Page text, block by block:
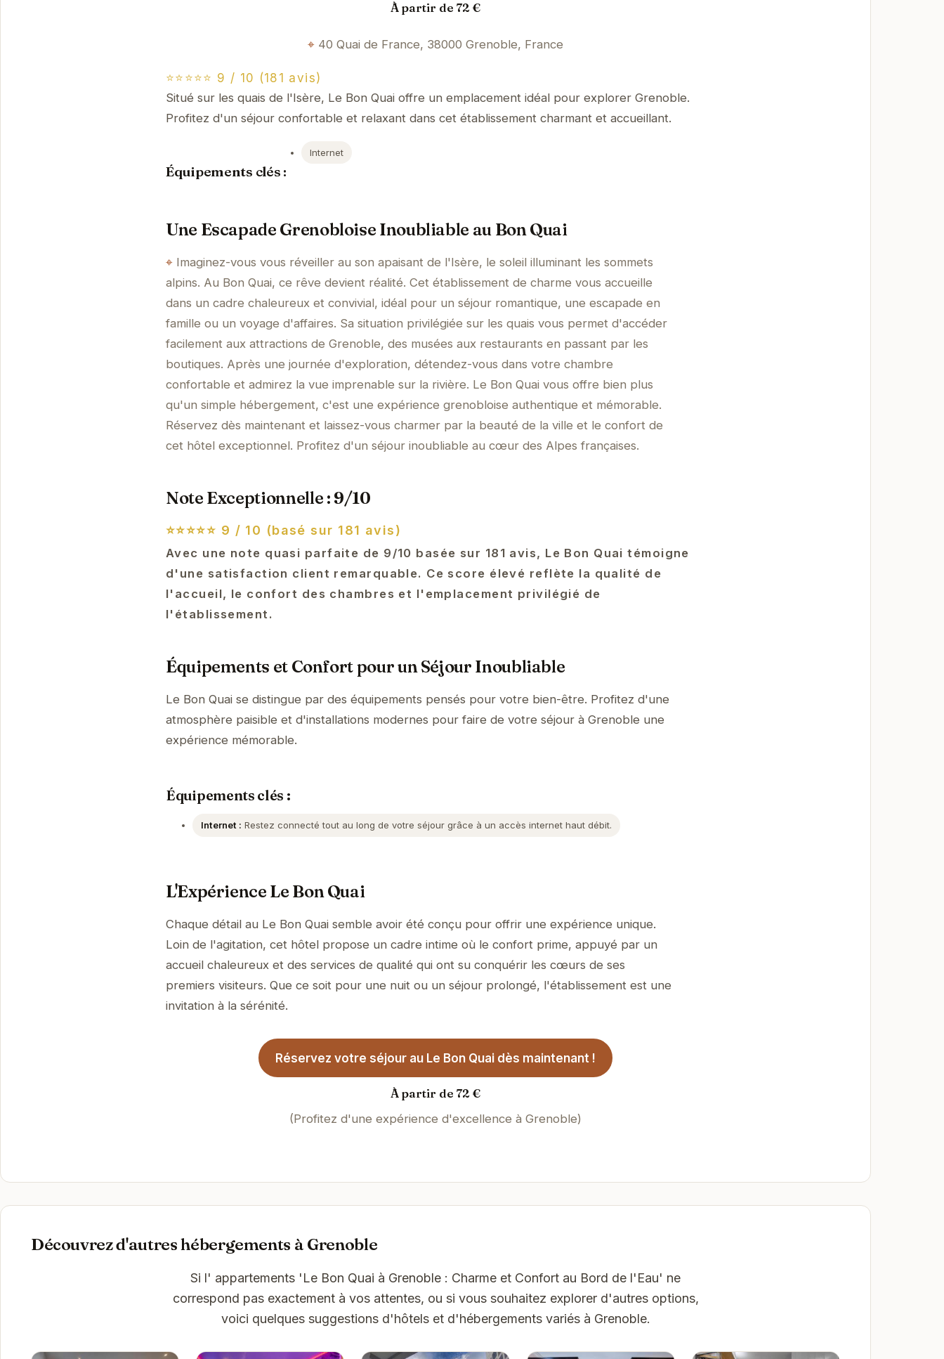
À partir de 72 €
40 Quai de France, 38000 Grenoble, France
⭐⭐⭐⭐⭐ 9 / 10 (181 avis)
Situé sur les quais de l'Isère, Le Bon Quai offre un emplacement idéal pour explorer Grenoble.
Profitez d'un séjour confortable et relaxant dans cet établissement charmant et accueillant.
Équipements clés :
Internet
Une Escapade Grenobloise Inoubliable au Bon Quai
Imaginez-vous vous réveiller au son apaisant de l'Isère, le soleil illuminant les sommets
alpins. Au Bon Quai, ce rêve devient réalité. Cet établissement de charme vous accueille
dans un cadre chaleureux et convivial, idéal pour un séjour romantique, une escapade en
famille ou un voyage d'affaires. Sa situation privilégiée sur les quais vous permet d'accéder
facilement aux attractions de Grenoble, des musées aux restaurants en passant par les
boutiques. Après une journée d'exploration, détendez-vous dans votre chambre
confortable et admirez la vue imprenable sur la rivière. Le Bon Quai vous offre bien plus
qu'un simple hébergement, c'est une expérience grenobloise authentique et mémorable.
Réservez dès maintenant et laissez-vous charmer par la beauté de la ville et le confort de
cet hôtel exceptionnel. Profitez d'un séjour inoubliable au cœur des Alpes françaises.
Note Exceptionnelle : 9/10
⭐⭐⭐⭐⭐ 9 / 10 (basé sur 181 avis)
Avec une note quasi parfaite de 9/10 basée sur 181 avis, Le Bon Quai témoigne
d'une satisfaction client remarquable. Ce score élevé reflète la qualité de
l'accueil, le confort des chambres et l'emplacement privilégié de
l'établissement.
Équipements et Confort pour un Séjour Inoubliable
Le Bon Quai se distingue par des équipements pensés pour votre bien-être. Profitez d'une
atmosphère paisible et d'installations modernes pour faire de votre séjour à Grenoble une
expérience mémorable.
Équipements clés :
Internet : Restez connecté tout au long de votre séjour grâce à un accès internet haut débit.
L'Expérience Le Bon Quai
Chaque détail au Le Bon Quai semble avoir été conçu pour offrir une expérience unique.
Loin de l'agitation, cet hôtel propose un cadre intime où le confort prime, appuyé par un
accueil chaleureux et des services de qualité qui ont su conquérir les cœurs de ses
premiers visiteurs. Que ce soit pour une nuit ou un séjour prolongé, l'établissement est une
invitation à la sérénité.
Réservez votre séjour au Le Bon Quai dès maintenant !
À partir de 72 €
(Profitez d'une expérience d'excellence à Grenoble)
Découvrez d'autres hébergements à Grenoble
Si l' appartements 'Le Bon Quai à Grenoble : Charme et Confort au Bord de l'Eau' ne
correspond pas exactement à vos attentes, ou si vous souhaitez explorer d'autres options,
voici quelques suggestions d'hôtels et d'hébergements variés à Grenoble.